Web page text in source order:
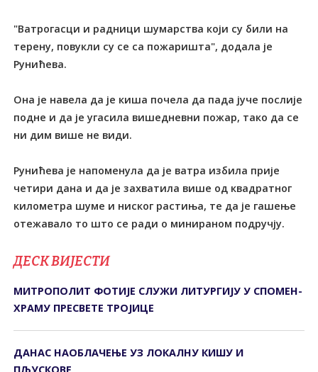
"Ватрогасци и радници шумарства који су били на
терену, повукли су се са пожаришта", додала је
Рунићева.
Она је навела да је киша почела да пада јуче послије
подне и да је угасила вишедневни пожар, тако да се
ни дим више не види.
Рунићева је напоменула да је ватра избила прије
четири дана и да је захватила више од квадратног
километра шуме и ниског растиња, те да је гашење
отежавало то што се ради о минираном подручју.
ДЕСК ВИЈЕСТИ
МИТРОПОЛИТ ФОТИЈЕ СЛУЖИ ЛИТУРГИЈУ У СПОМЕН-
ХРАМУ ПРЕСВЕТЕ ТРОЈИЦЕ
ДАНАС НАОБЛАЧЕЊЕ УЗ ЛОКАЛНУ КИШУ И